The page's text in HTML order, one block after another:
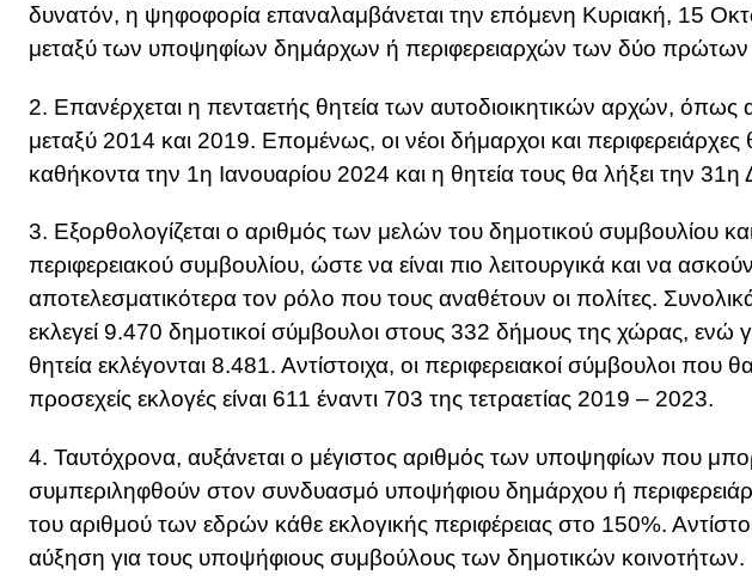
δυνατόν, η ψηφοφορία επαναλαμβάνεται την επόμενη Κυριακή, 15
μεταξύ των υποψηφίων δημάρχων ή περιφερειαρχών των δύο
2. Επανέρχεται η πενταετής θητεία των αυτοδιοικητικών αρχών, όπως
μεταξύ 2014 και 2019. Επομένως, οι νέοι δήμαρχοι και
καθήκοντα την 1η Ιανουαρίου 2024 και η θητεία τους θα λήξει την 31η
3. Εξορθολογίζεται ο αριθμός των μελών του δημοτικού συμβουλίου
περιφερειακού συμβουλίου, ώστε να είναι πιο λειτουργικά και να ασκούν
αποτελεσματικότερα τον ρόλο που τους αναθέτουν οι πολίτες.
εκλεγεί 9.470 δημοτικοί σύμβουλοι στους 332 δήμους της χώρας, ενώ
θητεία εκλέγονται 8.481. Αντίστοιχα, οι περιφερειακοί σύμβουλοι που
προσεχείς εκλογές είναι 611 έναντι 703 της τετραετίας 2019 – 2023.
4. Ταυτόχρονα, αυξάνεται ο μέγιστος αριθμός των υποψηφίων που
συμπεριληφθούν στον συνδυασμό υποψήφιου δημάρχου ή
του αριθμού των εδρών κάθε εκλογικής περιφέρειας στο 150%.
αύξηση για τους υποψήφιους συμβούλους των δημοτικών κοινοτήτων.